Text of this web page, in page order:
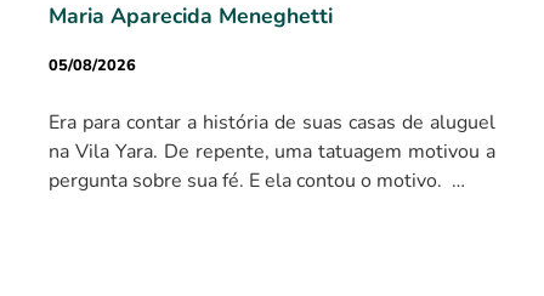
Maria Aparecida Meneghetti
05/08/2026
Era para contar a história de suas casas de aluguel
na Vila Yara. De repente, uma tatuagem motivou a
pergunta sobre sua fé. E ela contou o motivo. …